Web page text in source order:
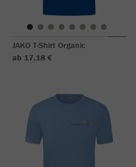
JAKO T-Shirt Organic
ab 17,18 €